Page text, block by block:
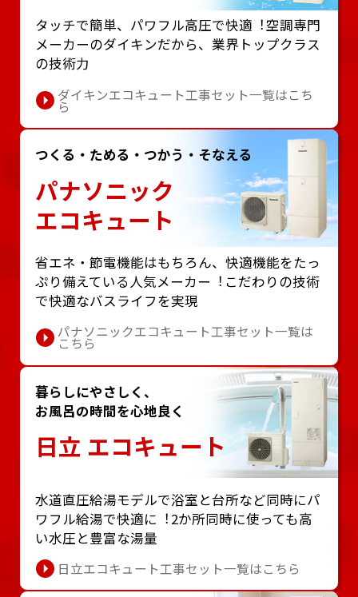
タッチで簡単、パワフル⾼圧で快適︕空調専⾨
メーカーのダイキンだから、業界トップクラス
の技術⼒
ダイキンエコキュート工事セット一覧はこち
ら
つくる・ためる・つかう・そなえる
パナソニック
エコキュート
省エネ・節電機能はもちろん、快適機能をたっ
ぷり備えている⼈気メーカー︕こだわりの技術
で快適なバスライフを実現
パナソニックエコキュート工事セット一覧は
こちら
暮らしにやさしく、
お風呂の時間を心地良く
日立 エコキュート
⽔道直圧給湯モデルで浴室と台所など同時にパ
ワフル給湯で快適に︕2か所同時に使っても⾼
い⽔圧と豊富な湯量
日立エコキュート工事セット一覧はこちら